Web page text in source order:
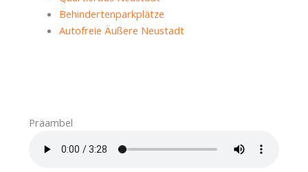
Behindertenparkplätze
Autofreie Äußere Neustadt
Präambel